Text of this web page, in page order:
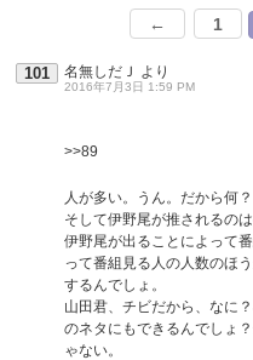
← 1
101 名無しだＪ より
2016年7月3日 1:59 PM
>>89
人が多い。うん。だから何？
そして伊野尾が推されるの
伊野尾が出ることによって
って番組見る人の人数のほ
するんでしょ。
山田君、チビだから、なに
のネタにもできるんでしょ
ゃない。